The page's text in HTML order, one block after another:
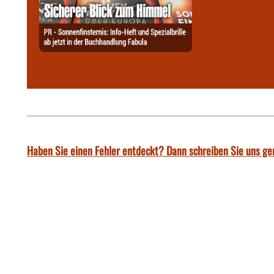
Haben Sie einen Fehler entdeckt? Dann schreiben Sie uns